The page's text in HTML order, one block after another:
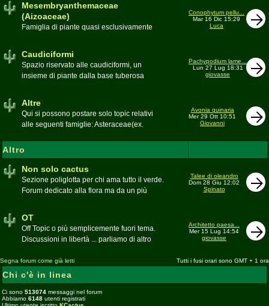
popolazioni anche nel nostro paese
Moderatorebeppe58
Mesembryanthemaceae
(Aizoaceae)
Famiglia di piante quasi esclusivamente
appartenenti alla famiglia
Conophytum pellu...
Mar 16 Dic 15:29
Luca
Caudiciformi
Spazio riservato alle caudiciformi, un
insieme di piante dalla base tuberosa
Pachypodium lame...
Lun 27 Lug 18:31
giovasse
Altre
Qui si possono postare solo topic relativi
alle seguenti famiglie: Asteraceae(ex.
Sansevieria; Lamiaceae (ex. Labiatae) gen.
Coleus e Plectranthus; Peperomiaceae gen.
Peperomia (solo specie succulente);
Geraniaceae gen. Pelargonium, Monsonia
Talinum, Portulacaria
Avonia quinaria
Mer 29 Ott 10:51
Giovanni
Altro
Non solo cactus
Sezione poliglotta per chi ama tutto il verde.
Forum dedicato alla flora ma da un più
Talee di oleandro
Dom 28 Giu 12:02
Spinato
OT
Off Topic o più semplicemente fuori tema.
Discussioni in libertà ... parliamo di altro
Architetto paesa...
Mer 15 Lug 14:54
giovasse
Segna forum come già letti Tutti i fusi orari sono GMT + 1 ora
Chi c'è in linea
Ci sono 513074 messaggi nel forum
Abbiamo 6148 utenti registrati